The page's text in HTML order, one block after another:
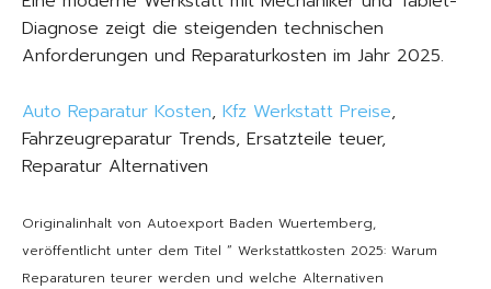
Diagnose zeigt die steigenden technischen
Anforderungen und Reparaturkosten im Jahr 2025.
Auto Reparatur Kosten, Kfz Werkstatt Preise,
Fahrzeugreparatur Trends, Ersatzteile teuer,
Reparatur Alternativen
Originalinhalt von Autoexport Baden Wuertemberg,
veröffentlicht unter dem Titel “ Werkstattkosten 2025: Warum
Reparaturen teurer werden und welche Alternativen